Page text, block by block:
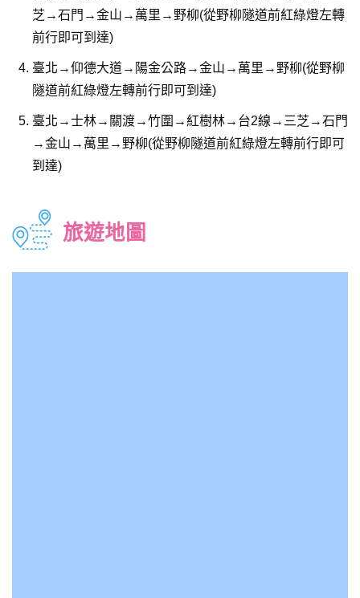
芝→石門→金山→萬里→野柳(從野柳隧道前紅綠燈左轉
前行即可到達)
臺北→仰德大道→陽金公路→金山→萬里→野柳(從野柳
隧道前紅綠燈左轉前行即可到達)
臺北→士林→關渡→竹圍→紅樹林→台2線→三芝→石門
→金山→萬里→野柳(從野柳隧道前紅綠燈左轉前行即可
到達)
旅遊地圖